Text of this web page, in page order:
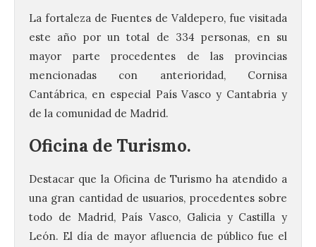
La fortaleza de Fuentes de Valdepero, fue visitada
este año por un total de 334 personas, en su
mayor parte procedentes de las provincias
mencionadas con anterioridad, Cornisa
Cantábrica, en especial País Vasco y Cantabria y
de la comunidad de Madrid.
Oficina de Turismo.
Destacar que la Oficina de Turismo ha atendido a
una gran cantidad de usuarios, procedentes sobre
todo de Madrid, País Vasco, Galicia y Castilla y
León. El día de mayor afluencia de público fue el